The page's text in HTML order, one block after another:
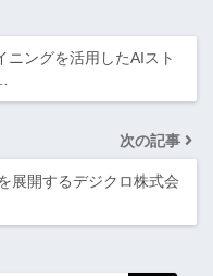
ニングを活用したAIスト
次の記事
展開するデジクロ株式会